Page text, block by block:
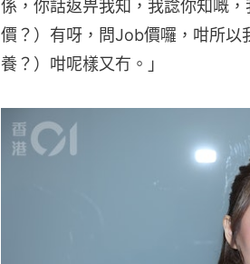
係，你話返畀我知，我諗你知嘅
價？）有呀，問Job價囉，咁所以
養？）咁呢樣又冇。」